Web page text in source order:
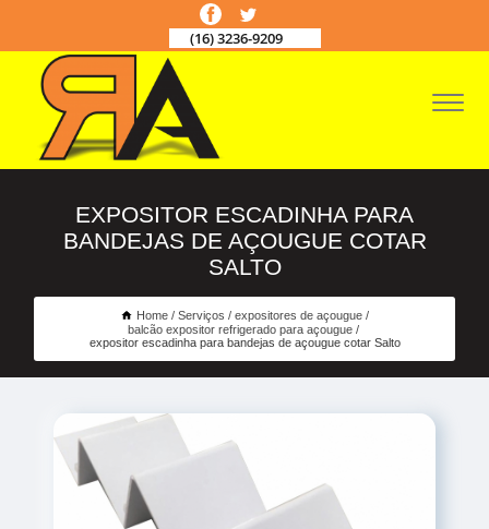
(16) 3236-9209
EXPOSITOR ESCADINHA PARA
BANDEJAS DE AÇOUGUE COTAR
SALTO
Home Serviços
expositores de açougue
balcão expositor refrigerado para açougue
expositor escadinha para bandejas de açougue cotar Salto